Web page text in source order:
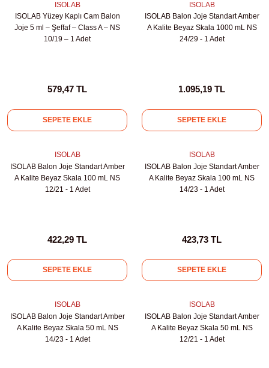
Öğütücü ve Mikserler
ISOLAB
ISOLAB Yüzey Kaplı Cam Balon
Joje 5 ml – Şeffaf – Class A – NS
10/19 – 1 Adet
579,47 TL
SEPETE EKLE
ISOLAB
ISOLAB Balon Joje Standart Amber
A Kalite Beyaz Skala 1000 mL NS
24/29 - 1 Adet
1.095,19 TL
SEPETE EKLE
ISOLAB
ISOLAB Balon Joje Standart Amber
A Kalite Beyaz Skala 100 mL NS
12/21 - 1 Adet
422,29 TL
SEPETE EKLE
ISOLAB
ISOLAB Balon Joje Standart Amber
A Kalite Beyaz Skala 100 mL NS
14/23 - 1 Adet
423,73 TL
SEPETE EKLE
ISOLAB
ISOLAB Balon Joje Standart Amber
A Kalite Beyaz Skala 50 mL NS
14/23 - 1 Adet
ISOLAB
ISOLAB Balon Joje Standart Amber
A Kalite Beyaz Skala 50 mL NS
12/21 - 1 Adet